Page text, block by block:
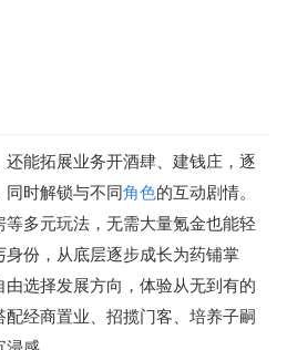
能拓展业务开酒肆、建钱庄，逐
同时解锁与不同角色的互动剧情。
多元玩法，无需大量氪金也能轻
份，从底层逐步成长为药铺掌
选择发展方向，体验从无到有的
经商置业、招揽门客、培养子嗣